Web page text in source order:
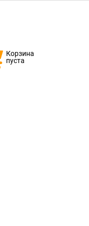
Корзина
пуста